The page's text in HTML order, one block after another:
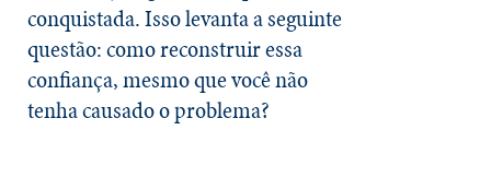
conquistada. Isso levanta a seguinte
questão: como reconstruir essa
confiança, mesmo que você não
tenha causado o problema?